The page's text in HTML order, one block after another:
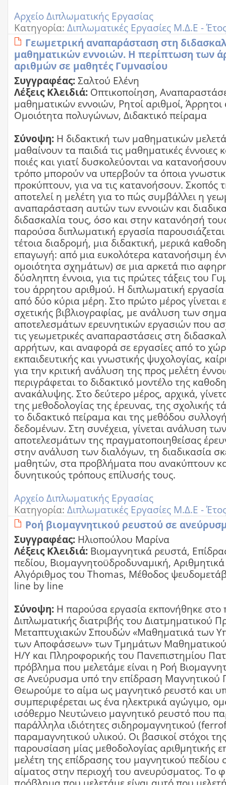
Αρχείο Διπλωματικής Εργασίας
Κατηγορία: Διπλωματικές Εργασίες Μ.Δ.Ε -
Γεωμετρική αναπαράσταση στη
μαθηματικών εννοιών. Η περίπτωση των
αριθμών σε μαθητές Γυμνασίου
Συγγραφέας:Σαλτού Ελένη
Λέξεις Κλειδιά: Οπτικοποίηση,
μαθηματικών εννοιών, Ρητοί αριθμοί, Άρρητοι
Ομοιότητα πολυγώνων, Διδακτικό πείραμα
Σύνοψη: Η διδακτική των μαθηματικών
μαθαίνουν τα παιδιά τις μαθηματικές έννοιες
ποιές και γιατί δυσκολεύονται να
τρόπο μπορούν να υπερβούν τα όποια
προκύπτουν, για να τις κατανοήσουν. Σκοπός
αποτελεί η μελέτη για το πώς συμβάλλει η
αναπαράσταση αυτών των εννοιών και
διδασκαλία τους, όσο και στην κατανόησή
παρούσα διπλωματική εργασία
τέτοια διαδρομή, μια διδακτική, μερικά
επαγωγή: από μια ευκολότερα κατανοήσιμη
ομοιότητα σχημάτων) σε μια αρκετά πιο
δύσληπτη έννοια, για τις πρώτες τάξεις του
του άρρητου αριθμού. Η διπλωματική εργασία
από δύο κύρια μέρη. Στο πρώτο μέρος γίνεται
σχετικής βιβλιογραφίας, με ανάλυση των
αποτελεσμάτων ερευνητικών εργασιών που
τις γεωμετρικές αναπαραστάσεις στη
αρρήτων, και αναφορά σε εργασίες από το
εκπαιδευτικής και γνωστικής ψυχολογίας,
για την κριτική ανάλυση της προς μελέτη
περιγράφεται το διδακτικό μοντέλο της
ανακάλυψης. Στο δεύτερο μέρος, αρχικά,
της μεθοδολογίας της έρευνας, της σχολικής
το διδακτικό πείραμα και της μεθόδου
δεδομένων. Στη συνέχεια, γίνεται ανάλυση των
αποτελεσμάτων της πραγματοποιηθείσας
στην ανάλυση των διαλόγων, τη διαδικασία
μαθητών, στα προβλήματα που ανακύπτουν
δυνητικούς τρόπους επίλυσής τους.
Αρχείο Διπλωματικής Εργασίας
Κατηγορία: Διπλωματικές Εργασίες Μ.Δ.Ε -
Ροή βιομαγνητικού ρευστού σε
Συγγραφέας: Ηλιοπούλου Μαρίνα
Λέξεις Κλειδιά: Βιομαγνητικά ρευστά,
πεδίου, Βιομαγνητοϋδροδυναμική,
Αλγόριθμος του Thomas, Μέθοδος
line by line
Σύνοψη: Η παρούσα εργασία εκπονήθηκε στο
Διπλωματικής διατριβής του Διατμηματικού
Μεταπτυχιακών Σπουδών «Μαθηματικά των
των Αποφάσεων» των Τμημάτων
Η/Υ και Πληροφορικής του Πανεπιστημίου
πρόβλημα που μελετάμε είναι η Ροή
σε Ανεύρυσμα υπό την επίδραση Μαγνητικού
Θεωρούμε το αίμα ως μαγνητικό ρευστό και
συμπεριφέρεται ως ένα ηλεκτρικά αγώγιμο,
ισόθερμο Νευτώνειο μαγνητικό ρευστό που
παράλληλα ιδιότητες σιδηρομαγνητικού
παραμαγνητικού υλικού. Οι βασικοί στόχοι
παρουσίαση μίας μεθοδολογίας αριθμητικής
μελέτη της επίδρασης του μαγνητικού πεδίου
αίματος στην περιοχή του ανευρύσματος. Το